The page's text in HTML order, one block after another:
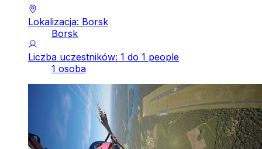
Lokalizacja: Borsk
Borsk
Liczba uczestników: 1 do 1 people
1 osoba